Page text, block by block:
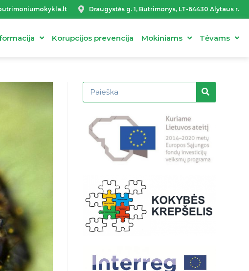
Draugystės g. 1, Butrimonys, LT-64430 Alytaus r.
Korupcijos prevencija Mokiniams Tėvams